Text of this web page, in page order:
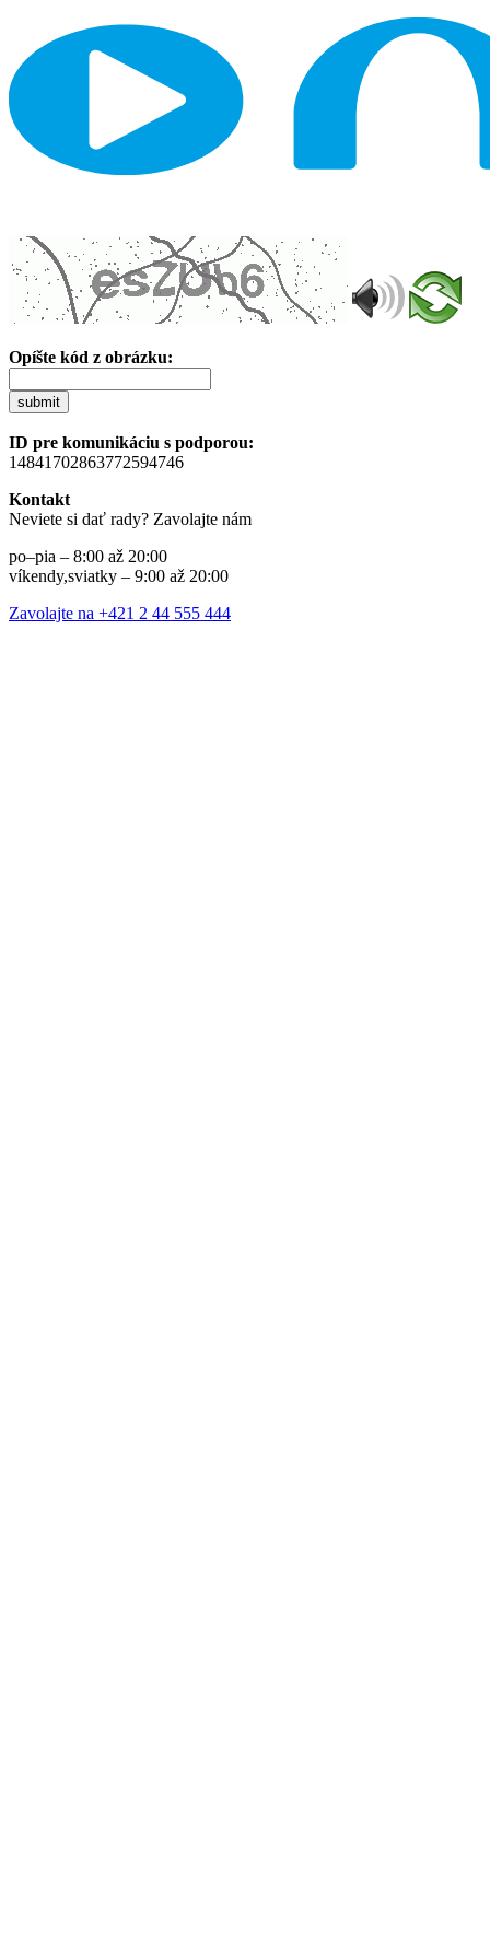
Opíšte kód z obrázku:
submit
ID pre komunikáciu s podporou:
14841702863772594746
Kontakt
Neviete si dať rady? Zavolajte nám
po–pia – 8:00 až 20:00
víkendy,sviatky – 9:00 až 20:00
Zavolajte na +421 2 44 555 444